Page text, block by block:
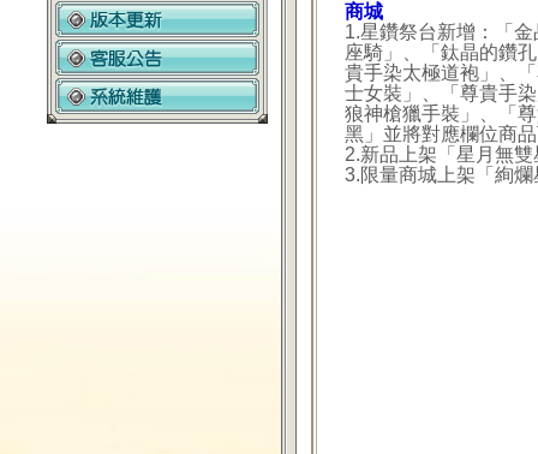
商城
1.星鑽祭台新增：「
座騎」、「鈦晶的鑽
貴手染太極道袍」、
士女裝」、「尊貴手
狼神槍獵手裝」、「
黑」並將對應欄位商
2.新品上架「星月無
3.限量商城上架「絢